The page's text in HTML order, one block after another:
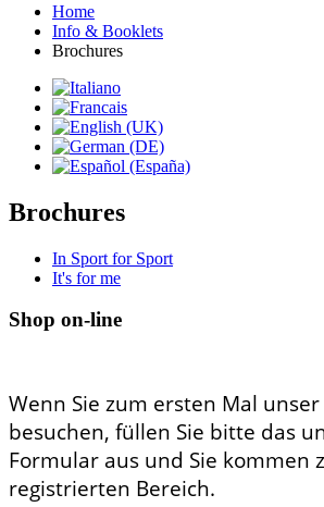
Home
Info & Booklets
Brochures
Brochures
In Sport for Sport
It's for me
Shop on-line
Wenn Sie zum ersten Mal unser
besuchen, füllen Sie bitte das
Formular aus und Sie kommen
registrierten Bereich.